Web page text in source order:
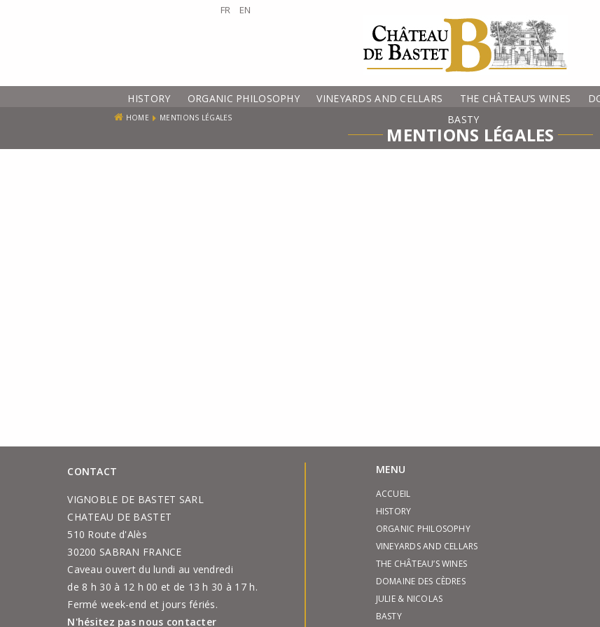
FR EN
HISTORY ORGANIC PHILOSOPHY VINEYARDS AND CELLARS THE CHÂTEAU’S WINES
BASTY
HOME MENTIONS LÉGALES
MENTIONS LÉGALES
CONTACT
VIGNOBLE DE BASTET SARL
CHATEAU DE BASTET
510 Route d'Alès
30200 SABRAN FRANCE
Caveau ouvert du lundi au vendredi
de 8 h 30 à 12 h 00 et de 13 h 30 à 17 h.
Fermé week-end et jours fériés.
N'hésitez pas nous contacter
MENU
ACCUEIL
HISTORY
ORGANIC PHILOSOPHY
VINEYARDS AND CELLARS
THE CHÂTEAU’S WINES
DOMAINE DES CÈDRES
JULIE & NICOLAS
BASTY